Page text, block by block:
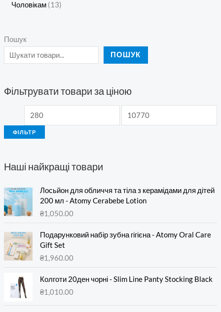
Чоловікам 13
Пошук
ПОШУК
Фільтрувати товари за ціною
ФІЛЬТР
Наші найкращі товари
Лосьйон для обличчя та тіла з керамідами для дітей
200 мл - Atomy Cerabebe Lotion
₴1,050.00
Подарунковий набір зубна гігієна - Atomy Oral Care
Gift Set
₴1,960.00
Колготи 20ден чорні - Slim Line Panty Stocking Black
₴1,010.00